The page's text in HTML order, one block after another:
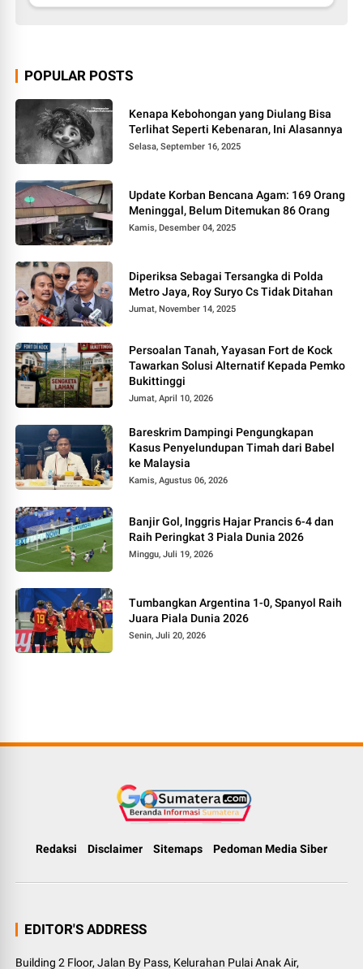
POPULAR POSTS
Kenapa Kebohongan yang Diulang Bisa
Terlihat Seperti Kebenaran, Ini Alasannya
Selasa, September 16, 2025
Update Korban Bencana Agam: 169 Orang
Meninggal, Belum Ditemukan 86 Orang
Kamis, Desember 04, 2025
Diperiksa Sebagai Tersangka di Polda
Metro Jaya, Roy Suryo Cs Tidak Ditahan
Jumat, November 14, 2025
Persoalan Tanah, Yayasan Fort de Kock
Tawarkan Solusi Alternatif Kepada Pemko
Bukittinggi
Jumat, April 10, 2026
Bareskrim Dampingi Pengungkapan
Kasus Penyelundupan Timah dari Babel
ke Malaysia
Kamis, Agustus 06, 2026
Banjir Gol, Inggris Hajar Prancis 6-4 dan
Raih Peringkat 3 Piala Dunia 2026
Minggu, Juli 19, 2026
Tumbangkan Argentina 1-0, Spanyol Raih
Juara Piala Dunia 2026
Senin, Juli 20, 2026
Redaksi Disclaimer Sitemaps Pedoman Media Siber
EDITOR'S ADDRESS
Building 2 Floor, Jalan By Pass, Kelurahan Pulai Anak Air,